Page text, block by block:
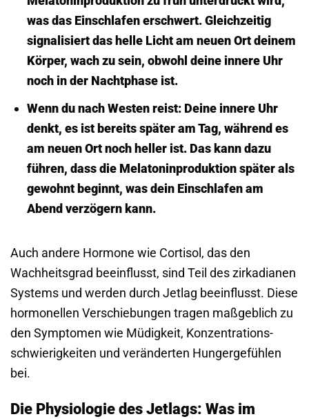
was das Einschlafen erschwert. Gleichzeitig
signalisiert das helle Licht am neuen Ort deinem
Körper, wach zu sein, obwohl deine innere Uhr
noch in der Nachtphase ist.
Wenn du nach Westen reist:Deine innere Uhr
denkt, es ist bereits später am Tag, während es
am neuen Ort noch heller ist. Das kann dazu
führen, dass die Melatonin­produktion später als
gewohnt beginnt, was dein Einschlafen am
Abend verzögern kann.
Auch andere Hormone wie Cortisol, das den
Wachheitsgrad beeinflusst, sind Teil des zirkadianen
Systems und werden durch Jetlag beeinflusst. Diese
hormonellen Verschiebungen tragen maßgeblich zu
den Symptomen wie Müdigkeit, Konzentrations­
schwierigkeiten und veränderten Hunger­gefühlen
bei.
Die Physiologie des Jetlags: Was im